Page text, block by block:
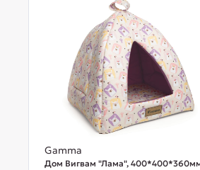
Gamma
Дом Вигвам "Лама",